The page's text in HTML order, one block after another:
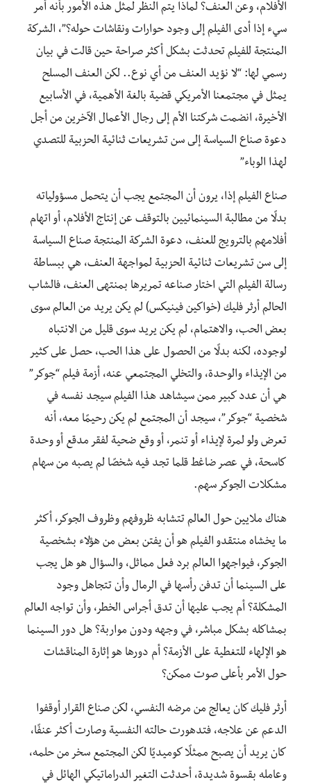
الأفلام، وعن العنف؟ لماذا يتم النظر لمثل هذه الأمور بأنه أمر
سيء إذا أدى الفيلم إلى وجود حوارات ونقاشات حوله؟”، الشركة
المنتجة للفيلم تحدثت بشكل أكثر صراحة حين قالت في بيان
رسمي لها: “لا نؤيد العنف من أي نوع.. لكن العنف المسلح
يمثل في مجتمعنا الأمريكي قضية بالغة الأهمية، في الأسابيع
الأخيرة، انضمت شركتنا الأم إلى رجال الأعمال الآخرين من أجل
دعوة صناع السياسة إلى سن تشريعات ثنائية الحزبية للتصدي
لهذا الوباء”
صناع الفيلم إذا، يرون أن المجتمع يجب أن يتحمل مسؤولياته
بدلًا من مطالبة السينمائيين بالتوقف عن إنتاج الأفلام، أو اتهام
أفلامهم بالترويج للعنف، دعوة الشركة المنتجة صناع السياسة
إلى سن تشريعات ثنائية الحزبية لمواجهة العنف، هي ببساطة
رسالة الفيلم التي اختار صناعه تمريرها بمنتهى العنف، فالشاب
الحالم أرثر فليك (خواكين فينيكس) لم يكن يريد من العالم سوى
بعض الحب، والاهتمام، لم يكن يريد سوى قليل من الانتباه
لوجوده، لكنه بدلًا من الحصول على هذا الحب، حصل على كثير
من الإيذاء والوحدة، والتخلي المجتمعي عنه، أزمة فيلم “جوكر”
هي أن عدد كبير ممن سيشاهد هذا الفيلم سيجد نفسه في
شخصية “جوكر”، سيجد أن المجتمع لم يكن رحيمًا معه، أنه
تعرض ولو لمرة لإيذاء أو تنمر، أو وقع ضحية لفقر مدقع أو وحدة
كاسحة، في عصر ضاغط قلما تجد فيه شخصًا لم يصبه من سهام
مشكلات الجوكر سهم.
هناك ملايين حول العالم تتشابه ظروفهم وظروف الجوكر، أكثر
ما يخشاه منتقدو الفيلم هو أن يفتن بعض من هؤلاء بشخصية
الجوكر، فيواجهوا العالم برد فعل مماثل، والسؤال هو هل يجب
على السينما أن تدفن رأسها في الرمال وأن تتجاهل وجود
المشكلة؟ أم يجب عليها أن تدق أجراس الخطر، وأن تواجه العالم
بمشاكله بشكل مباشر، في وجهه ودون مواربة؟ هل دور السينما
هو الإلهاء للتغطية على الأزمة؟ أم دورها هو إثارة المناقشات
حول الأمر بأعلى صوت ممكن؟
أرثر فليك كان يعالج من مرضه النفسي، لكن صناع القرار أوقفوا
الدعم عن علاجه، فتدهورت حالته النفسية وصارت أكثر عنفًا،
كان يريد أن يصبح ممثلًا كوميديًا لكن المجتمع سخر من حلمه،
وعامله بقسوة شديدة، أحدثت التغير الدراماتيكي الهائل في